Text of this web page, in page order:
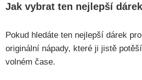
Jak vybrat ten nejlepší
Pokud hledáte ten nejlepší dárek
originální nápady, které ji jistě
volném čase.